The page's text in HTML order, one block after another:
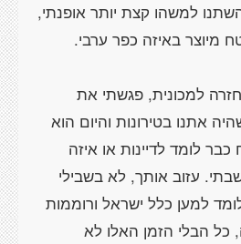
למשהו קצת יותר אופנתי,
למכונית, פגשתי את
אתנו בטירונות והיום הוא
לומד לדיינות או איזה
עזוב אותך, לא בשבילי
למען כלל ישראל ורוממות
הבלי הזמן האלו לא